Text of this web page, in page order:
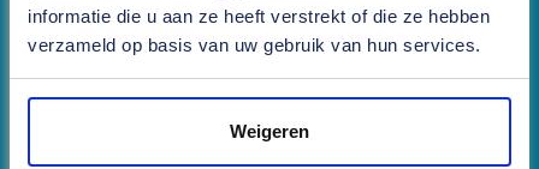
informatie die u aan ze heeft verstrekt of die ze hebben
verzameld op basis van uw gebruik van hun services.
Weigeren